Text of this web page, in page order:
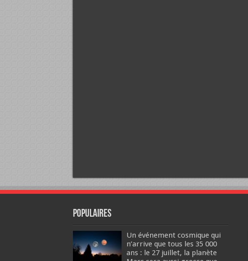
Populaires
Un événement cosmique qui
n’arrive que tous les 35 000
ans : le 27 juillet, la planète